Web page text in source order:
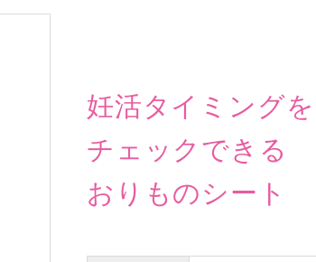
妊活タイミングを
チェックできる
おりものシート